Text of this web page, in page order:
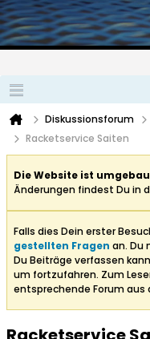
Diskussionsforum
Racketservice Saiten
Die Website ist
Änderungen findest Du in
Falls dies Dein erster
gestellten Fragen an. Du
Du Beiträge verfassen
um fortzufahren. Zum
entsprechende Forum